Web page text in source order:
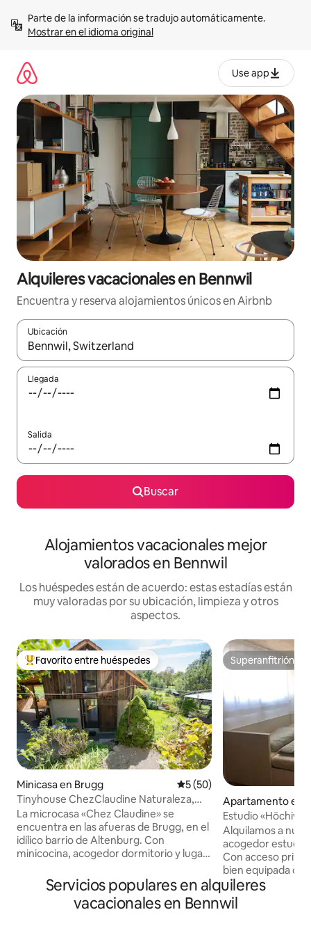
contenidoMostrar en el idioma original
Use app
Alquileres vacacionales en Bennwil
Encuentra y reserva alojamientos únicos en Airbnb
Ubicación
Cuando los resultados estén disponibles, navega con las
Llegada
Salida
Buscar
Alojamientos vacacionales mejor
valorados en Bennwil
Los huéspedes están de acuerdo: estas estadías están
muy valoradas por su ubicación, limpieza y otros
aspectos.
Favorito entre huéspedes preferido
Favorito entre huéspedes
Minicasa en Brugg Calificación promedio: 5 de
5 (50)
Tinyhouse ChezClaudine Naturaleza,
Relax, Jardín, Aare
La microcasa «Chez Claudine» se
encuentra en las afueras de Brugg, en el
idílico barrio de Altenburg. Con
minicocina, acogedor dormitorio y lugar
asiento en el jardín salvajemente
romántico, aparcamiento gratuito y wifi.
Un oasis para relajarse o trabajar, un
Superanfitrión
Superanfitrión
Apartamento en
Estudio
Arboldswil
Alquilamos a
acogedor estudio
Con acceso
bien equipada
plegable, wifi,
Nespresso,
aparcamiento en
Servicios populares en alquileres
vacacionales en Bennwil